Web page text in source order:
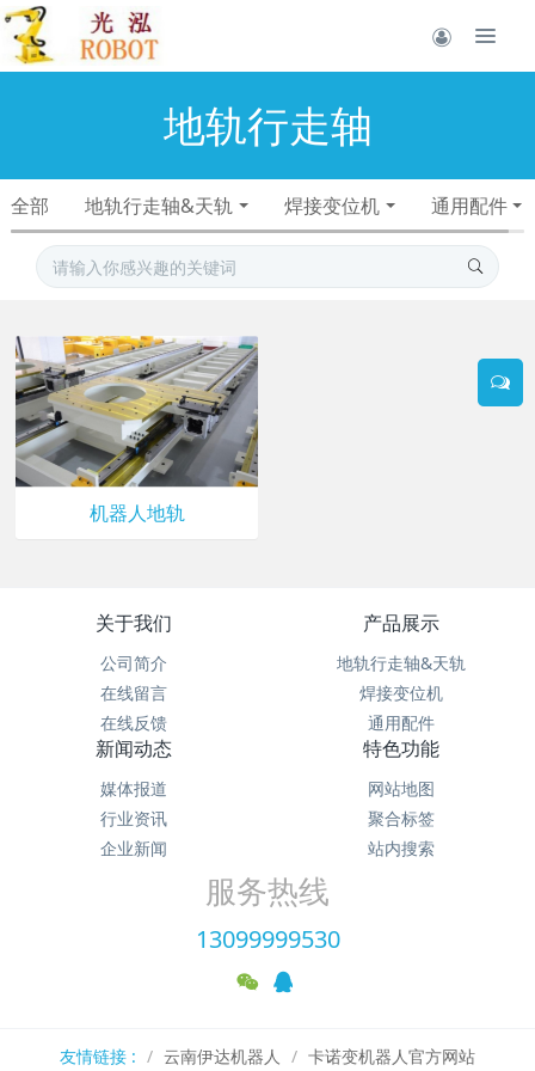
地轨行走轴
全部 地轨行走轴&天轨 焊接变位机 通用配件
机器人地轨
关于我们
公司简介
在线留言
在线反馈
产品展示
地轨行走轴&天轨
焊接变位机
通用配件
新闻动态
媒体报道
行业资讯
企业新闻
特色功能
网站地图
聚合标签
站内搜索
服务热线
13099999530
友情链接 : 云南伊达机器人 卡诺变机器人官方网站